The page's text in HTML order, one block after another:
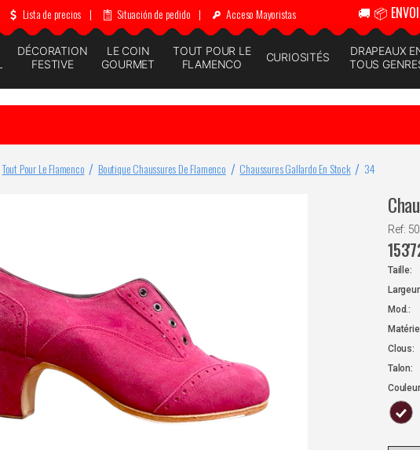
Lista de precios | Situación de pedido | Acceso Mayoristas 🚚 📦
DÉCORATION
FESTIVE
LE COIN
GOURMET
TOUT POUR LE
FLAMENCO
CURIOSITÉS
DRAPEAUX
TOUS
Tout Pour Le Flamenco Boutique Chaussures De Flamenco Chaussures Gallardo En Stock 34
Ref:
Taille:
Mod.:
Clous:
Talon: